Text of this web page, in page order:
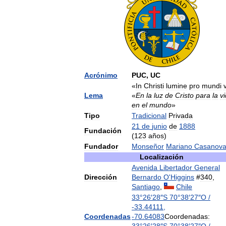
Acrónimo PUC, UC
Lema
«In Christi lumine pro mundi
«En la luz de Cristo para la
en el mundo»
Tipo
Tradicional Privada
Fundación
21 de junio de 1888
(123 años)
Fundador
Monseñor Mariano Casanova
Localización
Dirección
Avenida Libertador General
Bernardo O'Higgins #340
Santiago
Chile
Coordenadas
33°26′28″S 70°38′27″O /
-33 44111
-70 64083Coordenadas: